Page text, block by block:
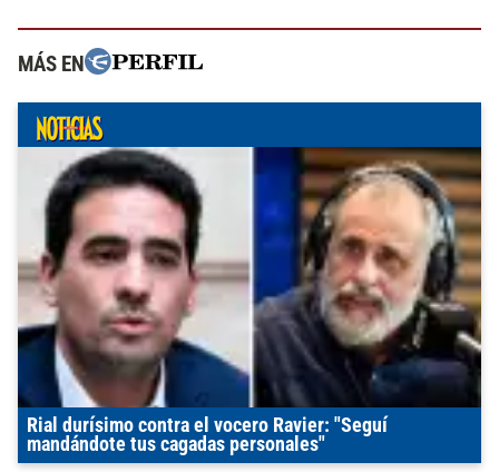
MÁS EN
Rial durísimo contra el vocero Ravier: "Seguí
mandándote tus cagadas personales"